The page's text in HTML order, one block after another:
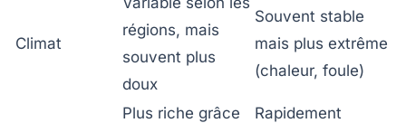
Climat
régions, mais
souvent plus
doux
Souvent stable
mais plus extrême
(chaleur, foule)
Plus riche grâce
Rapidement